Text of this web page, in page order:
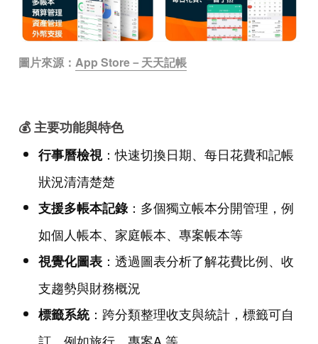
圖片來源： App Store－天天記帳
💰 主要功能與特色
行事曆檢視：快速切換日期、每日花費和記帳
狀況清清楚楚
支援多帳本記錄：多個獨立帳本分開管理，例
如個人帳本、家庭帳本、專案帳本等
視覺化圖表 ：透過圖表分析了解花費比例、收
支趨勢與財務概況
標籤系統：跨分類整理收支與統計，標籤可自